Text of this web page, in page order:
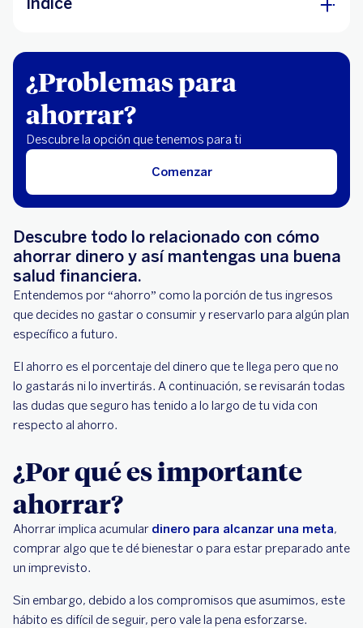
¿Para qué sirve el ahorro?
¿Cómo ahorrar dinero?
¿Qué beneficios tengo al ahorrar?
Estrategias de ahorro que te pueden ayudar
¿Problemas para
ahorrar?
Descubre la opción que tenemos para ti
Comenzar
Descubre todo lo relacionado con cómo
ahorrar dinero y así mantengas una buena
salud financiera.
Entendemos por “ahorro” como la porción de tus ingresos
que decides no gastar o consumir y reservarlo para algún plan
específico a futuro.
El ahorro es el porcentaje del dinero que te llega pero que no
lo gastarás ni lo invertirás. A continuación, se revisarán todas
las dudas que seguro has tenido a lo largo de tu vida con
respecto al ahorro.
¿Por qué es importante
ahorrar?
Ahorrar implica acumular dinero para alcanzar una meta,
comprar algo que te dé bienestar o para estar preparado ante
un imprevisto.
Sin embargo, debido a los compromisos que asumimos, este
hábito es difícil de seguir, pero vale la pena esforzarse.